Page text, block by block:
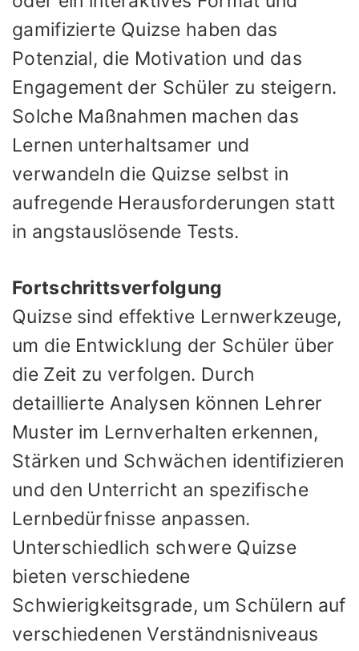
gamifizierte Quizse haben das
Potenzial, die Motivation und das
Engagement der Schüler zu steigern.
Solche Maßnahmen machen das
Lernen unterhaltsamer und
verwandeln die Quizse selbst in
aufregende Herausforderungen statt
in angstauslösende Tests.
Fortschrittsverfolgung
Quizse sind effektive Lernwerkzeuge,
um die Entwicklung der Schüler über
die Zeit zu verfolgen. Durch
detaillierte Analysen können Lehrer
Muster im Lernverhalten erkennen,
Stärken und Schwächen identifizieren
und den Unterricht an spezifische
Lernbedürfnisse anpassen.
Unterschiedlich schwere Quizse
bieten verschiedene
Schwierigkeitsgrade, um Schülern auf
verschiedenen Verständnisniveaus